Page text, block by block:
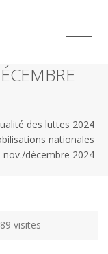
des luttes 2024
nationales
décembre 2024
visites